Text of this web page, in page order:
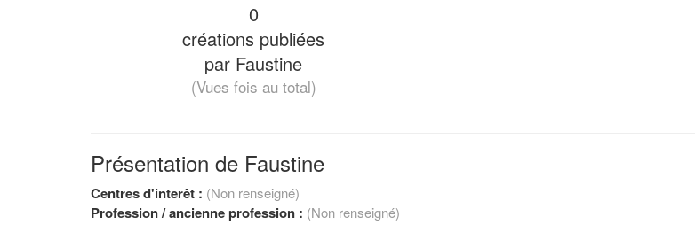
0
créations publiées
par Faustine
(Vues fois au total)
Présentation de Faustine
Centres d'interêt : (Non renseigné)
Profession / ancienne profession : (Non renseigné)